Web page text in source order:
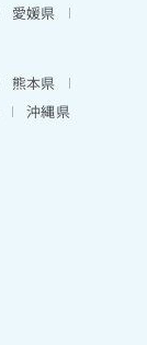
愛媛県
熊本県
沖縄県